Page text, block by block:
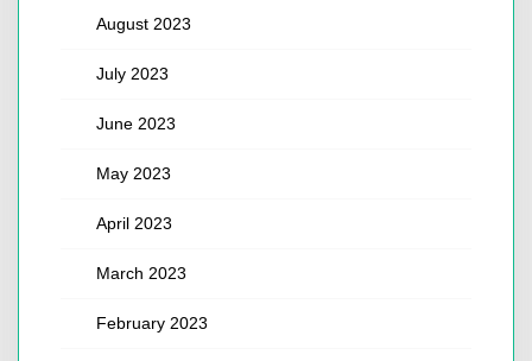
August 2023
July 2023
June 2023
May 2023
April 2023
March 2023
February 2023